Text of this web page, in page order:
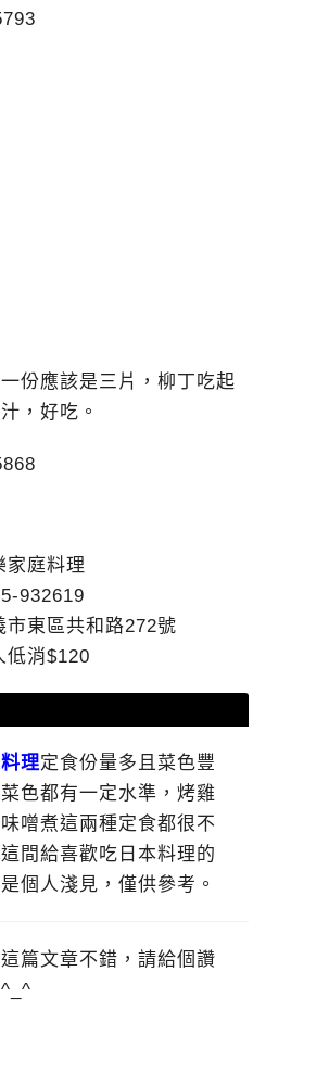
份應該是三片，柳丁吃起
，好吃。
家庭料理
932619
市東區共和路272號
低消$120
理定食份量多且菜色豐
色都有一定水準，烤雞
噌煮這兩種定食都很不
間給喜歡吃日本料理的
個人淺見，僅供參考。
篇文章不錯，請給個讚